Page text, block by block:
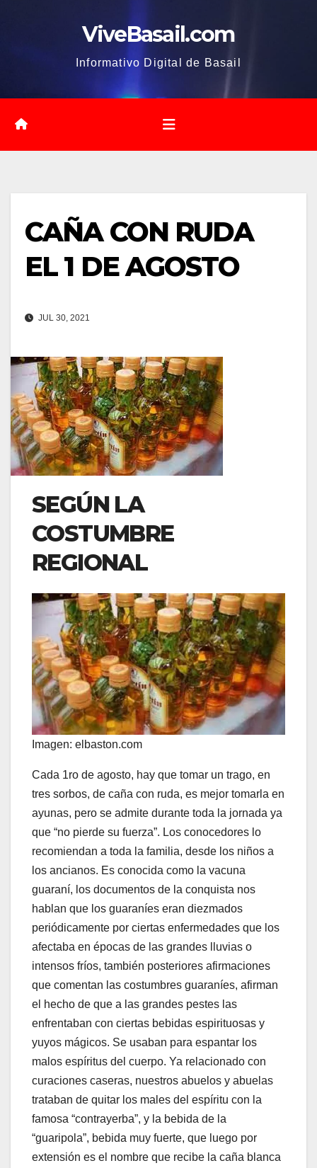
ViveBasail.com
Informativo Digital de Basail
CAÑA CON RUDA
EL 1 DE AGOSTO
JUL 30, 2021
SEGÚN LA
COSTUMBRE
REGIONAL
Imagen: elbaston.com
Cada 1ro de agosto, hay que tomar un trago, en
tres sorbos, de caña con ruda, es mejor tomarla en
ayunas, pero se admite durante toda la jornada ya
que “no pierde su fuerza”. Los conocedores lo
recomiendan a toda la familia, desde los niños a
los ancianos. Es conocida como la vacuna
guaraní, los documentos de la conquista nos
hablan que los guaraníes eran diezmados
periódicamente por ciertas enfermedades que los
afectaba en épocas de las grandes lluvias o
intensos fríos, también posteriores afirmaciones
que comentan las costumbres guaraníes, afirman
el hecho de que a las grandes pestes las
enfrentaban con ciertas bebidas espirituosas y
yuyos mágicos. Se usaban para espantar los
malos espíritus del cuerpo. Ya relacionado con
curaciones caseras, nuestros abuelos y abuelas
trataban de quitar los males del espíritu con la
famosa “contrayerba”, y la bebida de la
“guaripola”, bebida muy fuerte, que luego por
extensión es el nombre que recibe la caña blanca